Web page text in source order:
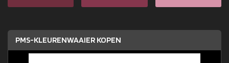
PMS-KLEURENWAAIER KOPEN